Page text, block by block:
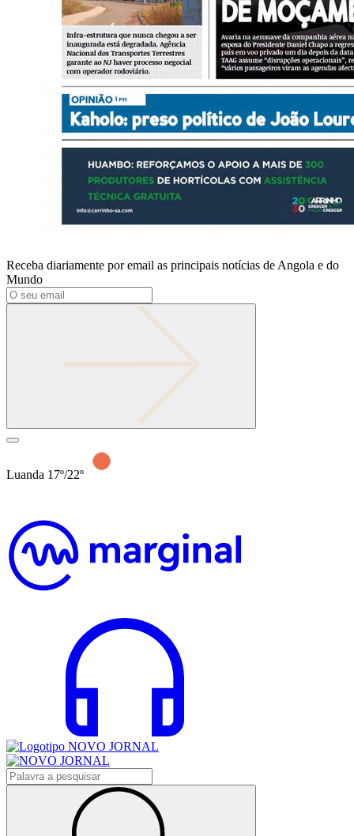
Receba diariamente por email as principais notícias de Angola e do
Mundo
Luanda 17º/22º